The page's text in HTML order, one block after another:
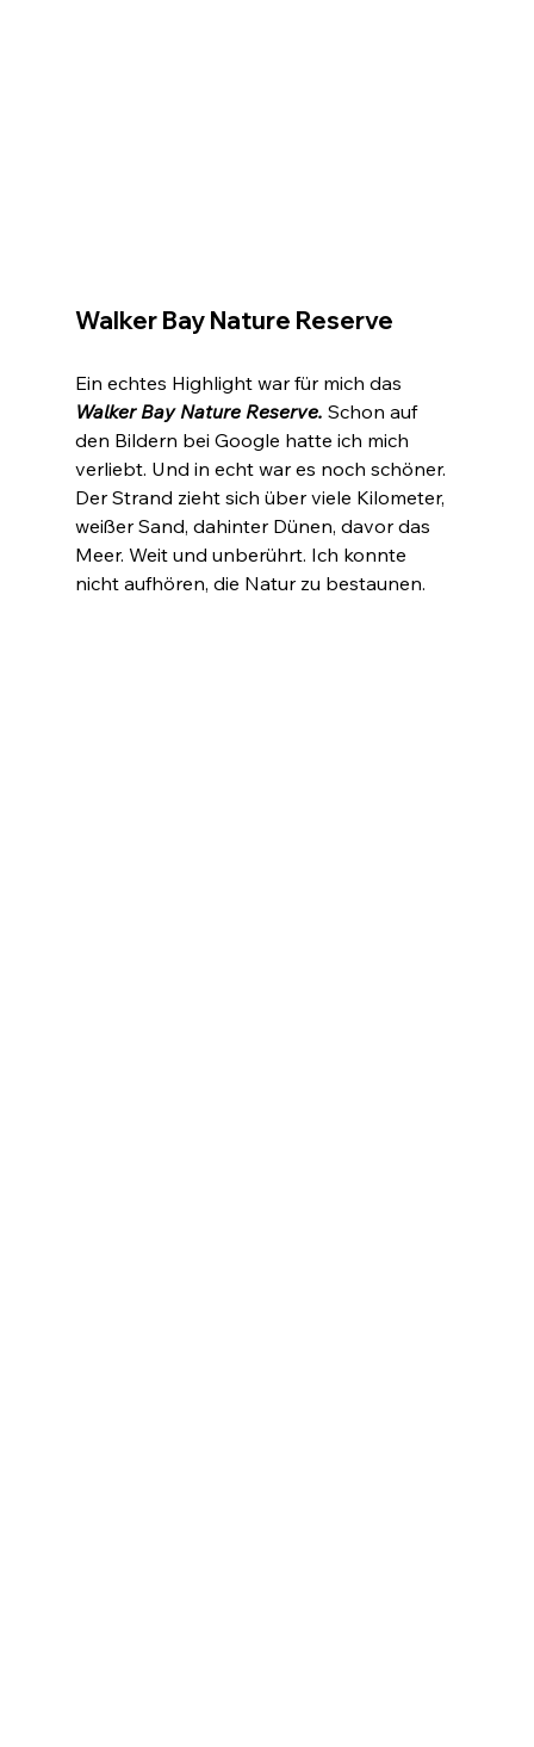
Walker Bay Nature Reserve
Ein echtes Highlight war für mich das
Walker Bay Nature Reserve. Schon auf
den Bildern bei Google hatte ich mich
verliebt. Und in echt war es noch schöner.
Der Strand zieht sich über viele Kilometer,
weißer Sand, dahinter Dünen, davor das
Meer. Weit und unberührt. Ich konnte
nicht aufhören, die Natur zu bestaunen.